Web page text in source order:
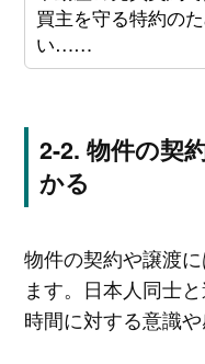
買主を守る特約の
い……
物件の契
かる
物件の契約や譲渡
ます。日本人同士
時間に対する意識